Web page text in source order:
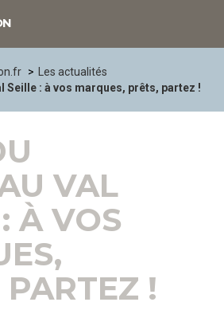
Les actualités
Seille : à vos marques, prêts, partez !
VAL
À VOS
PARTEZ !